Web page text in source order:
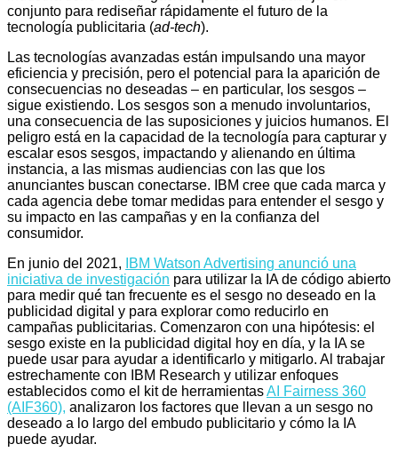
conjunto para rediseñar rápidamente el futuro de la
tecnología publicitaria (ad-tech).
Las tecnologías avanzadas están impulsando una mayor
eficiencia y precisión, pero el potencial para la aparición de
consecuencias no deseadas – en particular, los sesgos –
sigue existiendo. Los sesgos son a menudo involuntarios,
una consecuencia de las suposiciones y juicios humanos. El
peligro está en la capacidad de la tecnología para capturar y
escalar esos sesgos, impactando y alienando en última
instancia, a las mismas audiencias con las que los
anunciantes buscan conectarse. IBM cree que cada marca y
cada agencia debe tomar medidas para entender el sesgo y
su impacto en las campañas y en la confianza del
consumidor.
En junio del 2021,
IBM Watson Advertising anunció una
iniciativa de investigación para utilizar la IA de código abierto
para medir qué tan frecuente es el sesgo no deseado en la
publicidad digital y para explorar como reducirlo en
campañas publicitarias. Comenzaron con una hipótesis: el
sesgo existe en la publicidad digital hoy en día, y la IA se
puede usar para ayudar a identificarlo y mitigarlo. Al trabajar
estrechamente con IBM Research y utilizar enfoques
establecidos como el kit de herramientasAI Fairness 360
(AIF360), analizaron los factores que llevan a un sesgo no
deseado a lo largo del embudo publicitario y cómo la IA
puede ayudar.